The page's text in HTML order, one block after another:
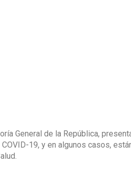
General de la República,
19, y en algunos casos,